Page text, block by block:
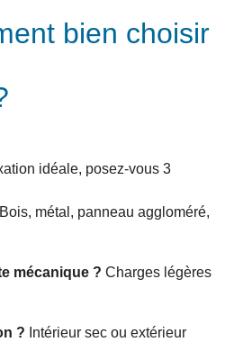
bien choisir
idéale, posez-vous 3
Bois, métal, panneau aggloméré,
mécanique ? Charges légères
? Intérieur sec ou extérieur